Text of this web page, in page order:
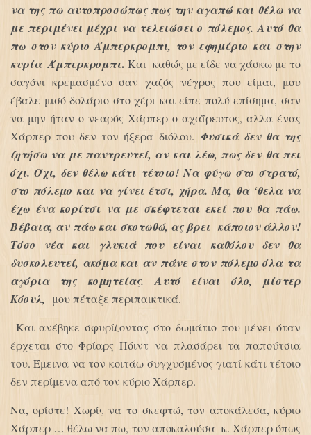
να της πω αυτοπροσώπως πως την αγαπώ και θέλω να
με περιμένει μέχρι να τελειώσει ο πόλεμος. Αυτό θα
πω στον κύριο Άμπερκρομπι, τον εφημέριο και στην
κυρία Άμπερκρομπι.Και καθώς με είδε να χάσκω με το
σαγόνι κρεμασμένο σαν χαζός νέγρος που είμαι, μου
έβαλε μισό δολάριο στο χέρι και είπε πολύ επίσημα, σαν
να μην ήταν ο νεαρός Χάρπερ ο αχαΐρευτος, αλλα ένας
Χάρπερ που δεν τον ήξερα διόλου. Φυσικά δεν θα της
ζητήσω να με παντρευτεί, αν και λέω, πως δεν θα πει
όχι. Όχι, δεν θέλω κάτι τέτοιο! Να φύγω στο στρατό,
στο πόλεμο και να γίνει έτσι, χήρα. Μα, θα ‘θελα να
έχω ένα κορίτσι να με σκέφτεται εκεί που θα πάω.
Βέβαια, αν πάω και σκοτωθώ, ας βρει κάποιον άλλον!
Τόσο νέα και γλυκιά που είναι καθόλου δεν θα
δυσκολευτεί, ακόμα και αν πάνε στον πόλεμο όλα τα
αγόρια της κομητείας. Αυτό είναι όλο, μίστερ
Κόουλ, μου πέταξε περιπαικτικά.
Και ανέβηκε σφυρίζοντας στο δωμάτιο που μένει όταν
έρχεται στο Φρίαρς Πόιντ να πλασάρει τα παπούτσια
του. Έμεινα να τον κοιτάω συγχυσμένος γιατί κάτι τέτοιο
δεν περίμενα από τον κύριο Χάρπερ.
Να, ορίστε! Χωρίς να το σκεφτώ, τον αποκάλεσα, κύριο
Χάρπερ … θέλω να πω, τον αποκαλούσα κ. Χάρπερ όπως